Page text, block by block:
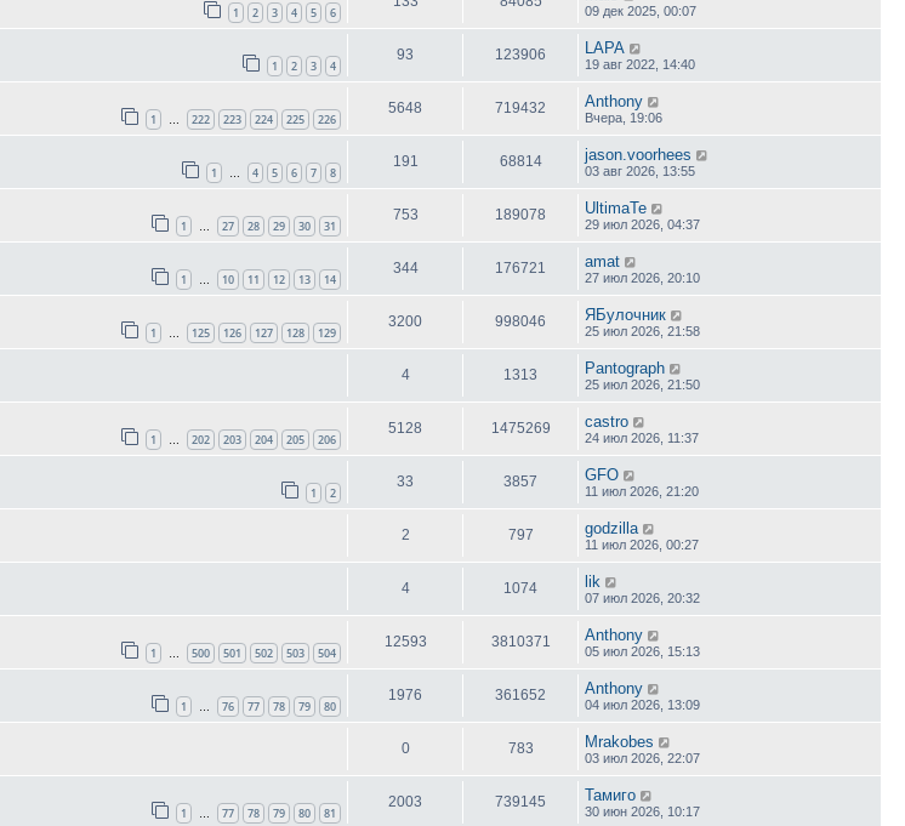
1 2 3 4 5 6 09 дек 2025, 00:07
1 2 3 4
93 123906 LAPA
19 авг 2022, 14:40
1 … 222 223 224 225 226
5648 719432 Anthony
Вчера, 19:06
1 … 4 5 6 7 8
191 68814 jason.voorhees
03 авг 2026, 13:55
1 … 27 28 29 30 31
753 189078 UltimaTe
29 июл 2026, 04:37
1 … 10 11 12 13 14
344 176721 amat
27 июл 2026, 20:10
1 … 125 126 127 128 129
3200 998046 ЯБулочник
25 июл 2026, 21:58
4 1313 Pantograph
25 июл 2026, 21:50
1 … 202 203 204 205 206
5128 1475269 castro
24 июл 2026, 11:37
1 2
33 3857 GFO
11 июл 2026, 21:20
2 797 godzilla
11 июл 2026, 00:27
4 1074 lik
07 июл 2026, 20:32
1 … 500 501 502 503 504
12593 3810371 Anthony
05 июл 2026, 15:13
1 … 76 77 78 79 80
1976 361652 Anthony
04 июл 2026, 13:09
0 783 Mrakobes
03 июл 2026, 22:07
1 … 77 78 79 80 81
2003 739145 Тамиго
30 июн 2026, 10:17